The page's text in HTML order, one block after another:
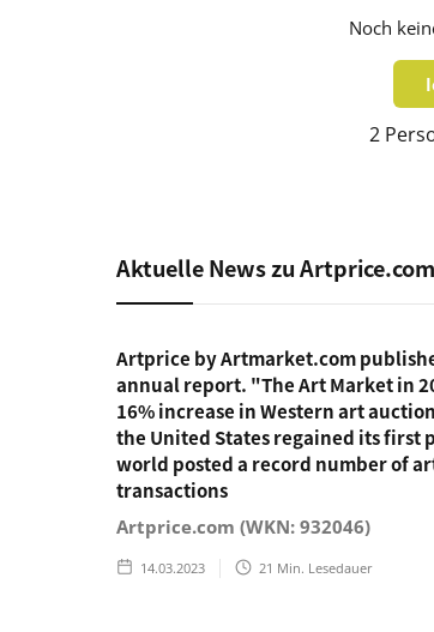
Noch
2
Aktuelle News zu Artprice.com
Artprice by Artmarket.com
annual report. "The Art Market in
16% increase in Western art
the United States regained its first
world posted a record number of
transactions
Artprice.com (WKN: 932046)
14.03.2023 21 Min. Lesedauer